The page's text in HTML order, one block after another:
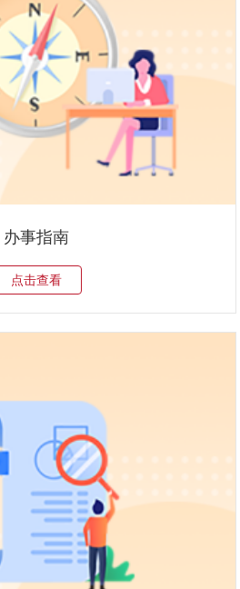
办事指南
点击查看